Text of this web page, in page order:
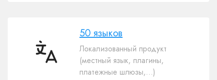
50
50 языков
Локализованный продукт
(местный язык, плагины,
платежные шлюзы,...)